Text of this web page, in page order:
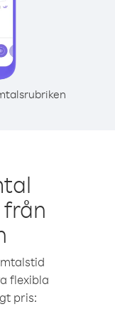
från
flexibla
pris: